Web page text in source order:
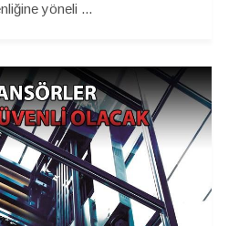
yöneli ...